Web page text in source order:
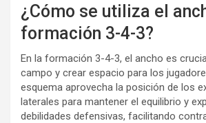
¿Cómo se utiliza el
formación 3-4-3?
En la formación 3-4-3, el ancho es
campo y crear espacio para los
esquema aprovecha la posición de los
laterales para mantener el equilibrio y
debilidades defensivas, facilitando